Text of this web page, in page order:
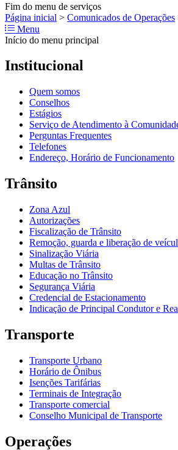
Fim do menu de serviços
Página inicial > Comunicados de Operações
Menu
Início do menu principal
Institucional
Quem somos
Conselhos
Estágios
Serviço de Atendimento à
Perguntas Frequentes
Telefones
Endereço, Horário de Funcionamento
Trânsito
Zona Azul
Autorizações
Fiscalização de Trânsito
Remoção, guarda e liberação de
Sinalização Viária
Multas de Trânsito
Educação no Trânsito
Segurança Viária
Credencial de Estacionamento
Indicação de Principal Condutor e
Transporte
Transporte Urbano
Horário de Ônibus
Isenções Tarifárias
Terminais de Integração
Transporte comercial
Conselho Municipal de Transporte
Operações